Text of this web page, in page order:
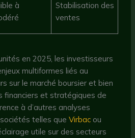
à
Stabilisation des
ventes
en 2025, les investisseurs
multiformes liés au
sur le marché boursier et bien
financiers et stratégiques de
à d’autres analyses
telles queVirbac ou
utile sur des secteurs